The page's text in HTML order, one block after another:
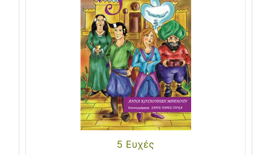
5 Ευχές